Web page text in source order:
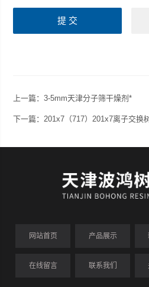
上一篇：3-5mm天津分子筛干燥剂*
下一篇：201x7（717）201x7离子交换
网站首页 产品展示
在线留言 联系我们